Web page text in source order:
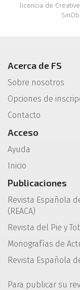
licencia de
Acerca de FS
Sobre nosotros
Opciones de
Contacto
Acceso
Ayuda
Inicio
Publicaciones
Revista Española
(REACA)
Revista del Pie y
Monografías de
Revista Española
Para publicar su